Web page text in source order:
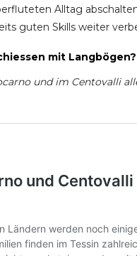
Alltag
guten Skills weiter
mit
und im Centovalli